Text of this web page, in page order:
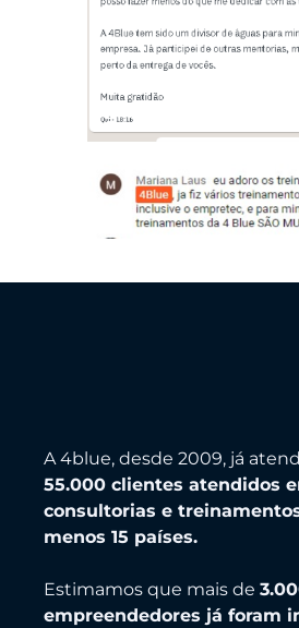
A 4blue, desde 2009, já
55.000 clientes atendidos
consultorias e
menos 15 países.
Estimamos que mais de
empreendedores já foram